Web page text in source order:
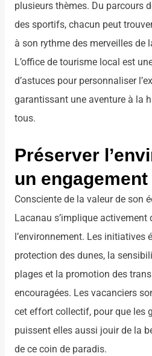
plusieurs thèmes. Du parcours
des sportifs, chacun peut
à son rythme des merveilles de
L’office de tourisme local est
d’astuces pour personnaliser
garantissant une aventure à la
tous.
Préserver
un
Consciente de la valeur de son
Lacanau s’implique activement
l’environnement. Les initiatives
protection des dunes, la
plages et la promotion des
encouragées. Les vacanciers
cet effort collectif, pour que les
puissent elles aussi jouir de la
de ce coin de paradis.